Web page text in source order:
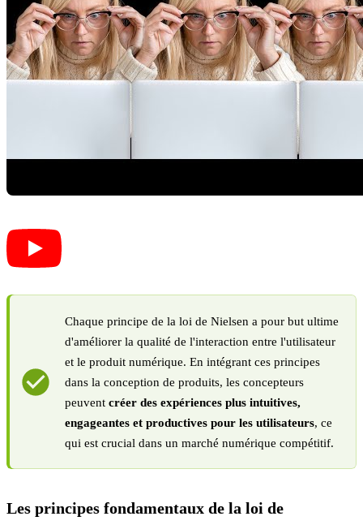
Chaque principe de la loi de Nielsen a pour but ultime
d'améliorer la qualité de l'interaction entre l'utilisateur
et le produit numérique. En intégrant ces principes
dans la conception de produits, les concepteurs
peuvent créer des expériences plus intuitives,
engageantes et productives pour les utilisateurs, ce
qui est crucial dans un marché numérique compétitif.
Les principes fondamentaux de la loi de